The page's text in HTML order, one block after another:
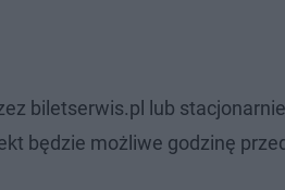
biletserwis.pl lub
będzie możliwe godzinę